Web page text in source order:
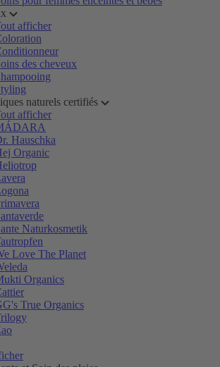
afficher
des cheveux
naturels certifiés
afficher
Hauschka
Organic
Naturkosmetik
Love The Planet
Organics
True Organics